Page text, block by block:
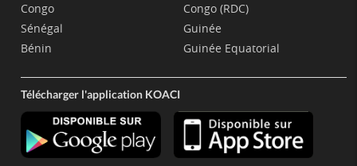
Congo
Sénégal
Bénin
Congo (RDC)
Guinée
Guinée Equatorial
Télécharger l'application KOACI